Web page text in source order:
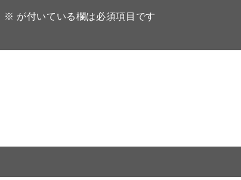
※ が付いている欄は必須項目です